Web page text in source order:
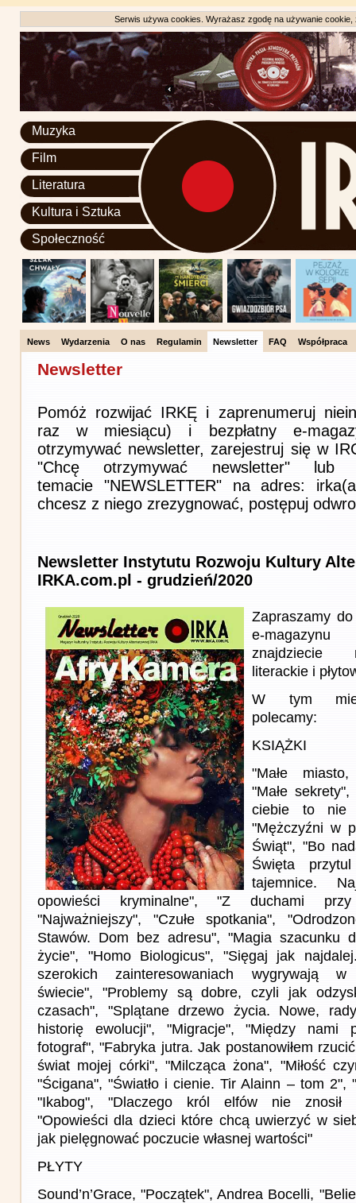
Serwis używa cookies. Wyrażasz zgodę na używanie
Muzyka
Film
Literatura
Kultura i Sztuka
Społeczność
News Wydarzenia O nas Regulamin Newsletter FAQ Współpraca
Newsletter
Pomóż rozwijać IRKĘ i zaprenumeruj
raz w miesiącu) i bezpłatny e-
otrzymywać newsletter, zarejestruj się w
"Chcę otrzymywać newsletter"
temacie "NEWSLETTER" na adres:
chcesz z niego zrezygnować, postępuj
Newsletter Instytutu Rozwoju Kultury
IRKA.com.pl - grudzień/2020
Zapraszamy
e-
znajdziecie
literackie i
W tym
polecamy:
KSIĄŻKI
"Małe
"Małe
ciebie to nie
"Mężczyźni w
Świąt", "Bo
Święta
tajemnice.
opowieści kryminalne", "Z duchami
"Najważniejszy", "Czułe spotkania",
Stawów. Dom bez adresu", "Magia szacunku
życie", "Homo Biologicus", "Sięgaj jak
szerokich zainteresowaniach wygrywają w
świecie", "Problemy są dobre, czyli jak
czasach", "Splątane drzewo życia. Nowe,
historię ewolucji", "Migracje", "Między nami
fotograf", "Fabryka jutra. Jak postanowiłem
świat mojej córki", "Milcząca żona", "Miłość
"Ścigana", "Światło i cienie. Tir Alainn – tom 2",
"Ikabog", "Dlaczego król elfów nie znosił
"Opowieści dla dzieci które chcą uwierzyć w
jak pielęgnować poczucie własnej wartości"
PŁYTY
Sound’n’Grace, "Początek", Andrea Bocelli,